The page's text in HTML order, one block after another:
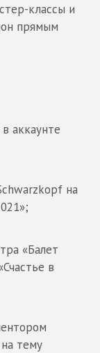
классы и
прямым
аккаунте
на
«Балет
в
на тему